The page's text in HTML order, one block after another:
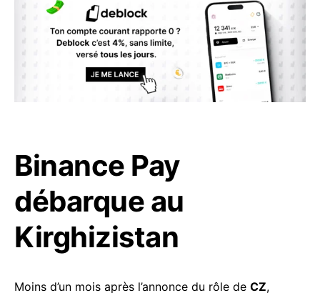
Binance Pay
débarque au
Kirghizistan
Moins d’un mois après l’annonce du rôle de CZ,